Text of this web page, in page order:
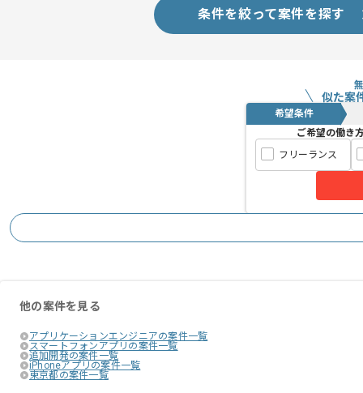
条件を絞って案件を探す
似た案
希望条件
ご希望の働き
フリーランス
他の案件を見る
アプリケーションエンジニアの案件一覧
スマートフォンアプリの案件一覧
追加開発の案件一覧
iPhoneアプリの案件一覧
東京都の案件一覧